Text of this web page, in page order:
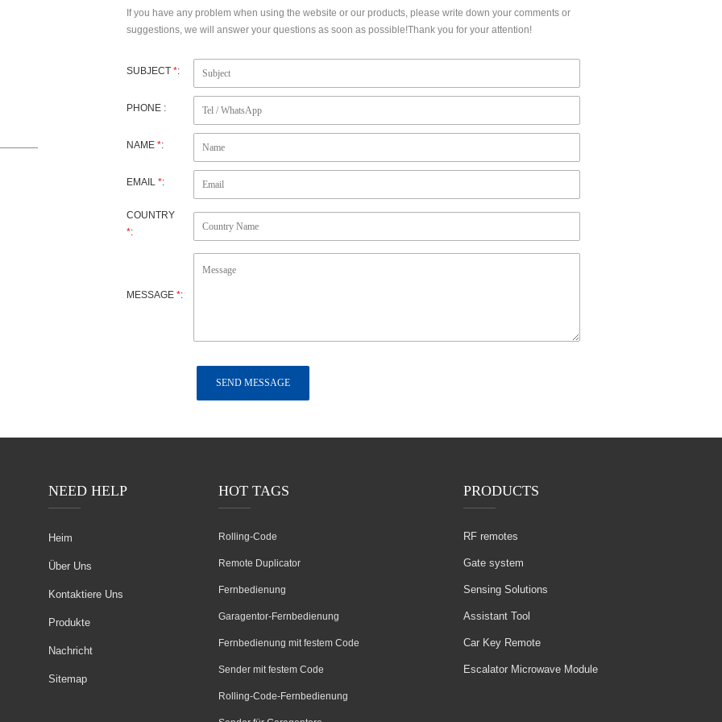
If you have any problem when using the website or our products, please write down your comments or
suggestions, we will answer your questions as soon as possible!Thank you for your attention!
SUBJECT *:
PHONE :
NAME *:
EMAIL *:
COUNTRY
*:
MESSAGE *:
NEED HELP
Heim
Über Uns
Kontaktiere Uns
Produkte
Nachricht
Sitemap
HOT TAGS
Rolling-Code
Remote Duplicator
Fernbedienung
Garagentor-Fernbedienung
Fernbedienung mit festem Code
Sender mit festem Code
Rolling-Code-Fernbedienung
PRODUCTS
RF remotes
Gate system
Sensing Solutions
Assistant Tool
Car Key Remote
Escalator Microwave Module